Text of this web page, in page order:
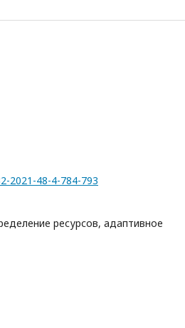
2021-48-4-784-793
ресурсов, адаптивное